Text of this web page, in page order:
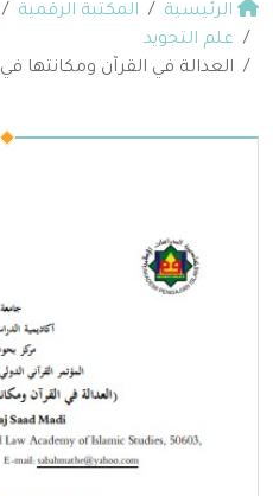
الرئيسية المكتبة الرقمية
علم التجويد
العدالة في القرآن ومكانتها